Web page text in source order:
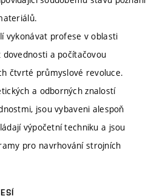
vykonávat profese v oblasti
a počítačovou
čtvrté průmyslové revoluce.
a odborných znalostí
jsou vybaveni alespoň
výpočetní techniku a jsou
pro navrhování strojních